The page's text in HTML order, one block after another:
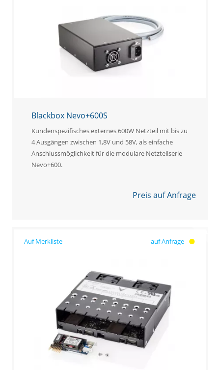
Blackbox Nevo+600S
Kundenspezifisches externes 600W Netzteil mit bis zu
4 Ausgängen zwischen 1,8V und 58V, als einfache
Anschlussmöglichkeit für die modulare Netzteilserie
Nevo+600.
Preis auf Anfrage
auf Anfrage